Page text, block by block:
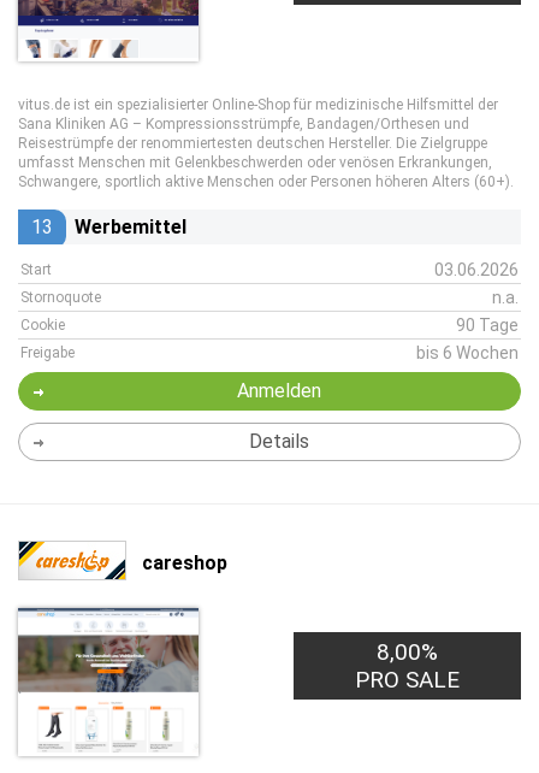
vitus.de ist ein spezialisierter Online-Shop für medizinische Hilfsmittel der
Sana Kliniken AG – Kompressionsstrümpfe, Bandagen/Orthesen und
Reisestrümpfe der renommiertesten deutschen Hersteller. Die Zielgruppe
umfasst Menschen mit Gelenkbeschwerden oder venösen Erkrankungen,
Schwangere, sportlich aktive Menschen oder Personen höheren Alters (60+).
13 Werbemittel
Start 03.06.2026
Stornoquote n.a.
Cookie 90 Tage
Freigabe bis 6 Wochen
Anmelden
Details
careshop
8,00%
PRO SALE